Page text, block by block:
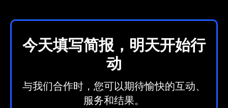
今天填写简报，明天开始行
动
与我们合作时，您可以期待愉快的互动、
服务和结果。